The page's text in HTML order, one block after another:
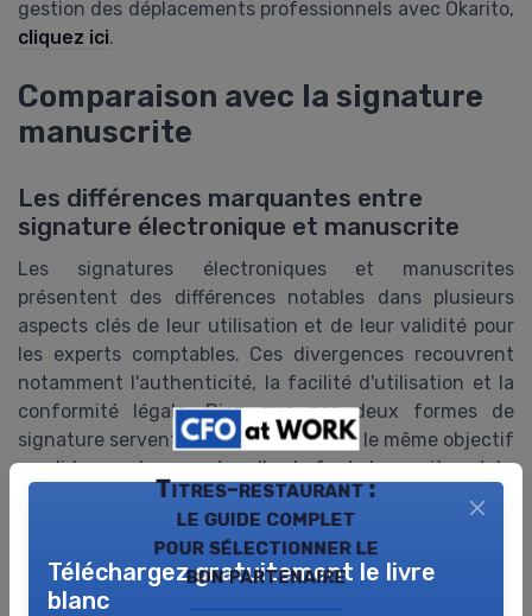
gestion des déplacements professionnels avec Okarito,
cliquez ici.
Comparaison avec la signature
manuscrite
Les différences marquantes entre
signature électronique et manuscrite
Les signatures électroniques et manuscrites
présentent des différences notables dans plusieurs
aspects clés de leur utilisation et de leur validité pour
les experts comptables. Ces divergences recouvrent
notamment l'authenticité, la facilité d'utilisation et la
conformité légale. Bien que ces deux formes de
signature servent fondamentalement le même objectif
– valider un document – elles le font de manières très
Authenticité et traçabilité
Tandis qu'une
Titres-restaurant :
le guide complet
pour sélectionner le
bon partenaire
Téléchargez gratuitement le livre
blanc